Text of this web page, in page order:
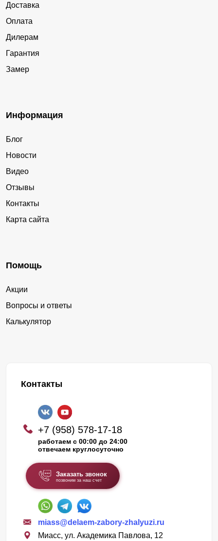
Доставка
Оплата
Дилерам
Гарантия
Замер
Информация
Блог
Новости
Видео
Отзывы
Контакты
Карта сайта
Помощь
Акции
Вопросы и ответы
Калькулятор
Контакты
+7 (958) 578-17-18
работаем с 00:00 до 24:00
отвечаем круглосуточно
Заказать звонок
позвоним за наш счет
miass@delaem-zabory-zhalyuzi.ru
Миасс, ул. Академика Павлова, 12